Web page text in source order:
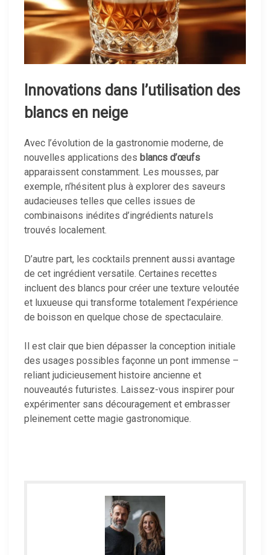
Innovations dans l’utilisation des
blancs en neige
Avec l’évolution de la gastronomie moderne, de
nouvelles applications des blancs d’œufs
apparaissent constamment. Les mousses, par
exemple, n’hésitent plus à explorer des saveurs
audacieuses telles que celles issues de
combinaisons inédites d’ingrédients naturels
trouvés localement.
D’autre part, les cocktails prennent aussi avantage
de cet ingrédient versatile. Certaines recettes
incluent des blancs pour créer une texture veloutée
et luxueuse qui transforme totalement l’expérience
de boisson en quelque chose de spectaculaire.
Il est clair que bien dépasser la conception initiale
des usages possibles façonne un pont immense –
reliant judicieusement histoire ancienne et
nouveautés futuristes. Laissez-vous inspirer pour
expérimenter sans découragement et embrasser
pleinement cette magie gastronomique.